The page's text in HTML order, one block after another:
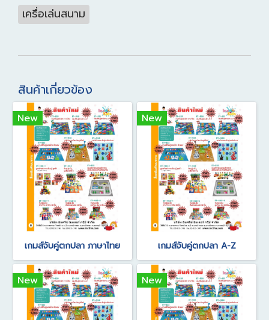
เครื่อเล่นสนาม
สินค้าเกี่ยวข้อง
New
เกมส์จับคู่ตกปลา ภาษาไทย
New
เกมส์จับคู่ตกปลา A-Z
New New